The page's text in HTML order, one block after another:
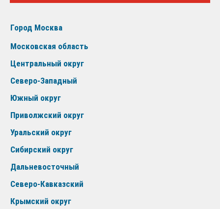
Город Москва
Московская область
Центральный округ
Северо-Западный
Южный округ
Приволжский округ
Уральский округ
Сибирский округ
Дальневосточный
Северо-Кавказский
Крымский округ